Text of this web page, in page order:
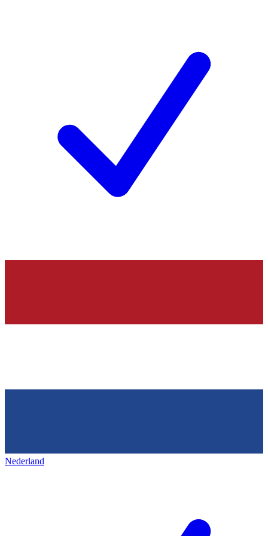
Nederland